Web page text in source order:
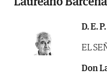
D. E. P.
EL
Don